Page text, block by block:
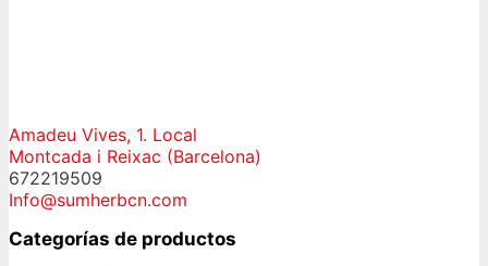
Amadeu Vives, 1. Local
Montcada i Reixac (Barcelona)
672219509
Info@sumherbcn.com
Categorías de productos